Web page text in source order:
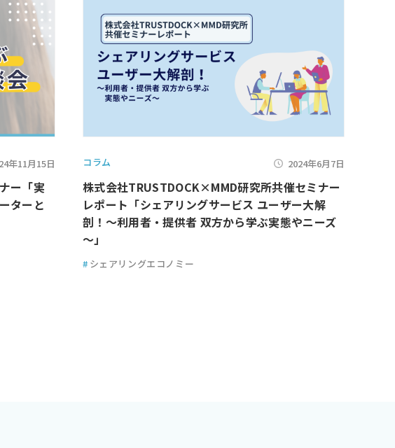
年11月15日
ー「実
ターと
コラム 2024年6月7日
株式会社TRUSTDOCK×MMD研究所共催セミナー
レポート「シェアリングサービス ユーザー大解
剖！～利用者・提供者 双方から学ぶ実態やニーズ
～」
# シェアリングエコノミー